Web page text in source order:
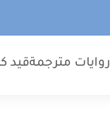
روايات مترجمةقيد